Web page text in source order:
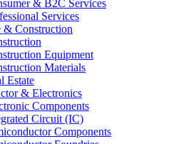
& B2C Services
Services
& Construction
Equipment
Materials
Estate
& Electronics
Components
Circuit (IC)
Components